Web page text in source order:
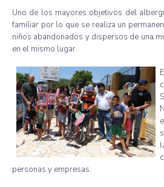
Uno de los mayores objetivos del
familiar por lo que se realiza un
niños abandonados y dispersos de una
en el mismo lugar.
personas y empresas.